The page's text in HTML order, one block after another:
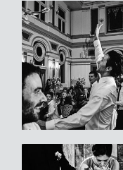
©